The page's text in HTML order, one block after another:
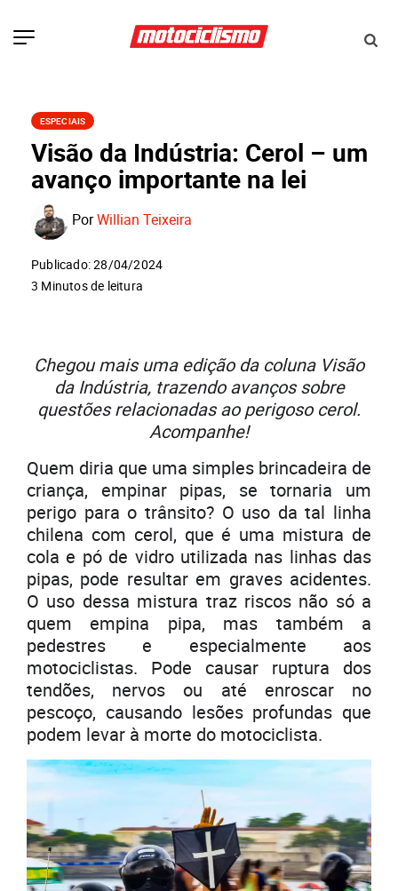
ESPECIAIS
Visão da Indústria: Cerol – um
avanço importante na lei
PorWillian Teixeira
Publicado: 28/04/2024
3 Minutos de leitura
Chegou mais uma edição da coluna Visão
da Indústria, trazendo avanços sobre
questões relacionadas ao perigoso cerol.
Acompanhe!
Quem diria que uma simples brincadeira de
criança, empinar pipas, se tornaria um
perigo para o trânsito? O uso da tal linha
chilena com cerol, que é uma mistura de
cola e pó de vidro utilizada nas linhas das
pipas, pode resultar em graves acidentes.
O uso dessa mistura traz riscos não só a
quem empina pipa, mas também a
pedestres e especialmente aos
motociclistas. Pode causar ruptura dos
tendões, nervos ou até enroscar no
pescoço, causando lesões profundas que
podem levar à morte do motociclista.